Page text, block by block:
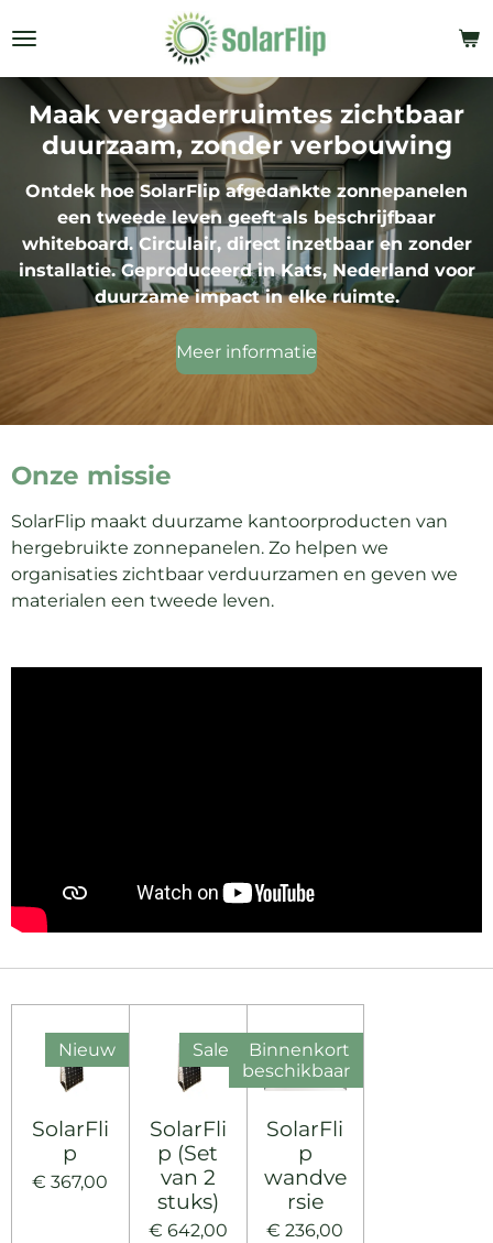
direct
naar
de
hoofdinhoud
Maak vergaderruimtes zichtbaar
duurzaam, zonder verbouwing
Ontdek hoe SolarFlip afgedankte zonnepanelen
een tweede leven geeft als beschrijfbaar
whiteboard. Circulair, direct inzetbaar en zonder
installatie. Geproduceerd in Kats, Nederland voor
duurzame impact in elke ruimte.
Meer informatie
Onze missie
SolarFlip maakt duurzame kantoorproducten van
hergebruikte zonnepanelen. Zo helpen we
organisaties zichtbaar verduurzamen en geven we
materialen een tweede leven.
Nieuw
SolarFli
p
€ 367,00
Sale!
SolarFli
p (Set
van 2
stuks)
€ 642,00
Binnenkort
beschikbaar
SolarFli
p
wandve
rsie
€ 236,00